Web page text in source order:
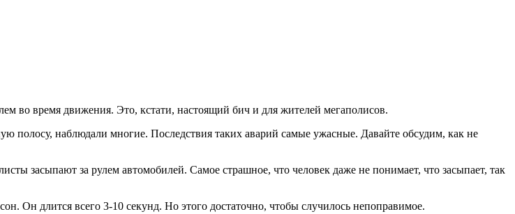
во время движения. Это, кстати, настоящий бич и для жителей мегаполисов.
полосу, наблюдали многие. Последствия таких аварий самые ужасные. Давайте обсудим, как не
засыпают за рулем автомобилей. Самое страшное, что человек даже не понимает, что засыпает, так
Он длится всего 3-10 секунд. Но этого достаточно, чтобы случилось непоправимое.